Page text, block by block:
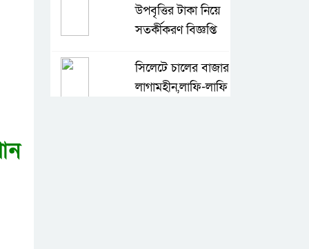
উপবৃত্তির টাকা নিয়ে
সতর্কীকরণ বিজ্ঞপ্তি
সিলেটে চালের বাজার
লাগামহীন,লাফি-লাফি